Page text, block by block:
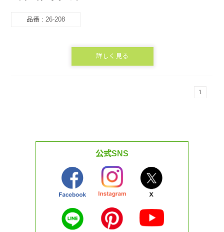
品番 : 26-208
詳しく見る
1
公式SNS